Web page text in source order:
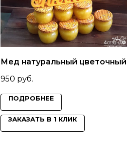
Мед натуральный цветочный
950 руб.
ПОДРОБНЕЕ
ЗАКАЗАТЬ В 1 КЛИК